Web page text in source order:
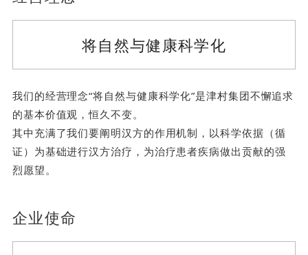
将自然与健康科学化
我们的经营理念“将自然与健康科学化”是津村集团不懈追求
的基本价值观，恒久不变。
其中充满了我们要阐明汉方的作用机制，以科学依据（循
证）为基础进行汉方治疗，为治疗患者疾病做出贡献的强
烈愿望。
企业使命